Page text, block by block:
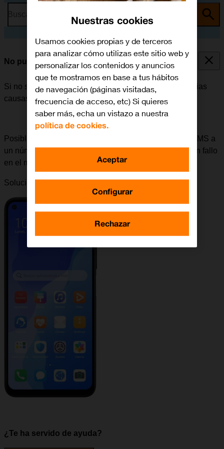
No puedo enviar ni recibir MMS
Si no se puede enviar ni recibir MMS, puede haber varias
causas posibles al problema.
Posible causa 5 de 5:
Si surgen problemas al enviar MMS a
un número determinado, se puede deber a que haya un fallo
en el móvil del destinatario.
Solución:
¿Te ha servido de ayuda?
Nuestras cookies
Usamos cookies propias y de terceros
para analizar cómo utilizas este sitio web y
personalizar los contenidos y anuncios
que te mostramos en base a tus hábitos
de navegación (páginas visitadas,
frecuencia de acceso, etc) Si quieres
saber más, echa un vistazo a nuestra
política de cookies.
Configurar
Rechazar
Aceptar